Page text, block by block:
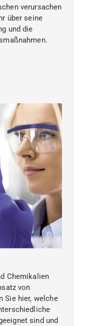
verursachen
über seine
und die
Chemikalien
von
Sie hier, welche
sind und